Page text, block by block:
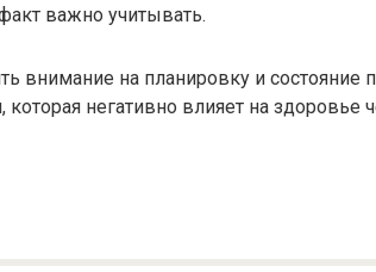
важно учитывать.
внимание на планировку и состояние
негативно влияет на здоровье